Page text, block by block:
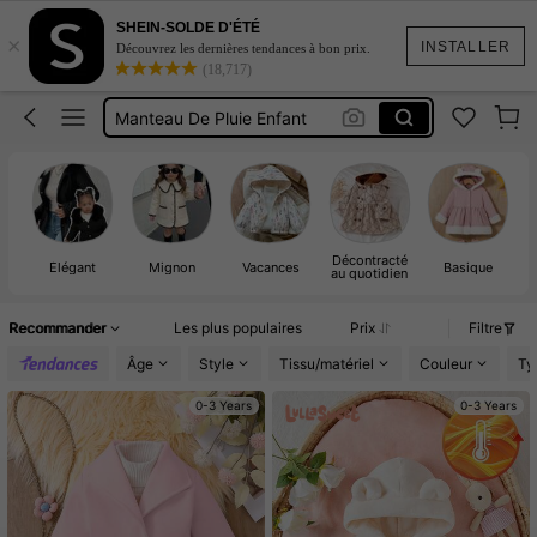
INSTALLER
×
SHEIN-SOLDE D'ÉTÉ
Découvrez les dernières tendances à bon prix.
(18,717)
Manteau Automne Fille
Manteau De Pluie Enfant
Robe Automne
Match Mom And Girl
Manteau Automne Fille
Élégant Mignon Vacances Décontracté
au quotidien Basique
Recommander Les plus populaires Prix
Filtre
Âge
Style Tissu/matériel Couleur
0-3 Years 0-3 Years